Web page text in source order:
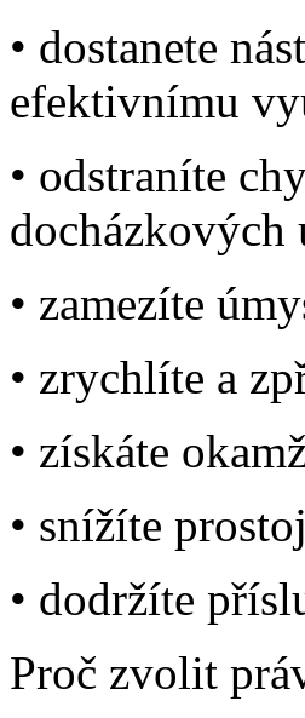
• dostanete
efektivnímu
• odstraníte
docházkových
• zamezíte
• zrychlíte a
• získáte
• snížíte
• dodržíte
Proč zvolit